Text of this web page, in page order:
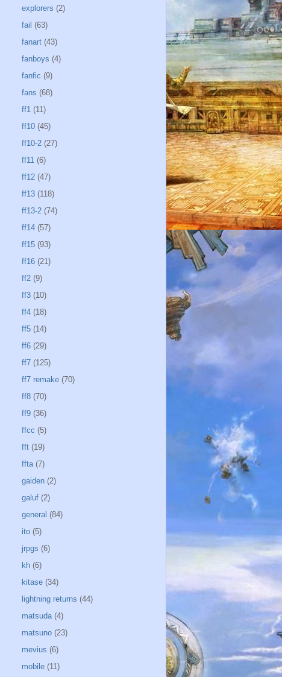
explorers (2)
fail (63)
fanart (43)
fanboys (4)
fanfic (9)
fans (68)
ff1 (11)
ff10 (45)
ff10-2 (27)
ff11 (6)
ff12 (47)
ff13 (118)
ff13-2 (74)
ff14 (57)
ff15 (93)
ff16 (21)
ff2 (9)
ff3 (10)
ff4 (18)
ff5 (14)
ff6 (29)
ff7 (125)
ff7 remake (70)
ff8 (70)
ff9 (36)
ffcc (5)
fft (19)
ffta (7)
gaiden (2)
galuf (2)
general (84)
ito (5)
jrpgs (6)
kh (6)
kitase (34)
lightning returns (44)
matsuda (4)
matsuno (23)
mevius (6)
mobile (11)